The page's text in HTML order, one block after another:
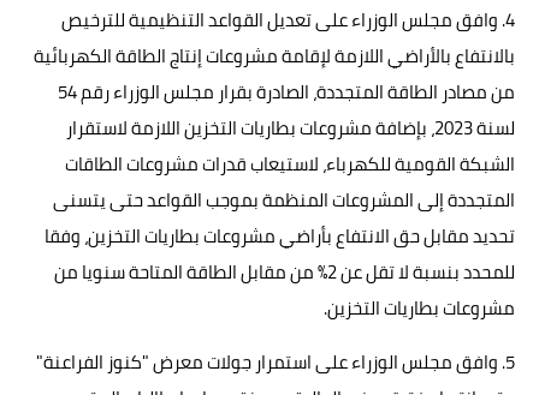
4. وافق مجلس الوزراء على تعديل القواعد التنظيمية للترخيص
بالانتفاع بالأراضي اللازمة لإقامة مشروعات إنتاج الطاقة الكهربائية
من مصادر الطاقة المتجددة، الصادرة بقرار مجلس الوزراء رقم 54
لسنة 2023، بإضافة مشروعات بطاريات التخزين اللازمة لاستقرار
الشبكة القومية للكهرباء، لاستيعاب قدرات مشروعات الطاقات
المتجددة إلى المشروعات المنظمة بموجب القواعد حتى يتسنى
تحديد مقابل حق الانتفاع بأراضي مشروعات بطاريات التخزين، وفقا
للمحدد بنسبة لا تقل عن 2% من مقابل الطاقة المتاحة سنويا من
مشروعات بطاريات التخزين.
5. وافق مجلس الوزراء على استمرار جولات معرض "كنوز الفراعنة"